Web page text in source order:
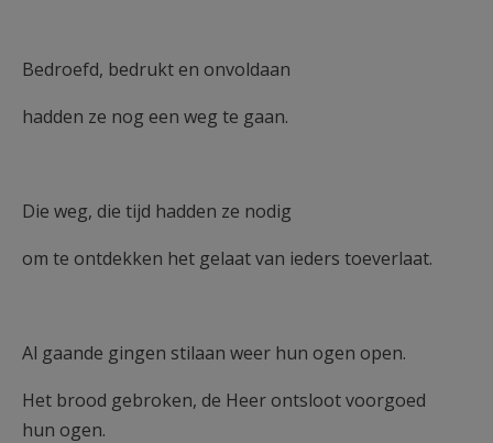
Bedroefd, bedrukt en onvoldaan
hadden ze nog een weg te gaan.
Die weg, die tijd hadden ze nodig
om te ontdekken het gelaat van ieders toeverlaat.
Al gaande gingen stilaan weer hun ogen open.
Het brood gebroken, de Heer ontsloot voorgoed
hun ogen.